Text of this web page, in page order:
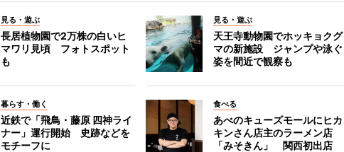
見る・遊ぶ
長居植物園で2万株の白いヒ
マワリ見頃 フォトスポット
も
見る・遊ぶ
天王寺動物園でホッキョクグ
マの新施設 ジャンプや泳ぐ
姿を間近で観察も
暮らす・働く
近鉄で「飛鳥・藤原 四神ライ
ナー」運行開始 史跡などを
モチーフに
食べる
あべのキューズモールにヒカ
キンさん店主のラーメン店
「みそきん」 関西初出店